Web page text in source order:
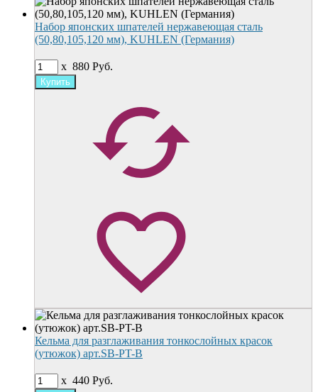
Набор японских шпателей нержавеющая сталь
(50,80,105,120 мм), KUHLEN (Германия)
x 880 Руб.
Кельма для разглаживания тонкослойных красок
(утюжок) арт.SB-PT-В
x 440 Руб.